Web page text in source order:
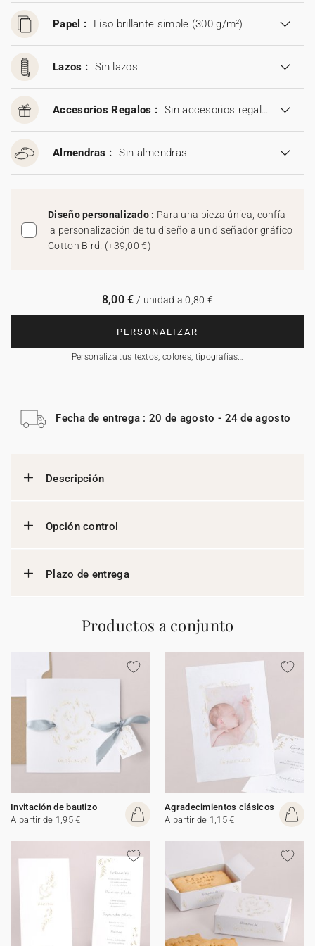
Papel : Liso brillante simple (300 g/m²)
Lazos : Sin lazos
Accesorios Regalos : Sin accesorios regalos
Almendras : Sin almendras
Diseño personalizado : Para una pieza única, confía
la personalización de tu diseño a un diseñador gráfico
Cotton Bird. (+39,00 €)
PERSONALIZAR
Personaliza tus textos, colores, tipografías…
8,00 € / unidad a 0,80 €
Fecha de entrega : 20 de agosto - 24 de agosto
Descripción
Opción control
Plazo de entrega
Productos a conjunto
Invitación de bautizo
A partir de 1,95 €
Agradecimientos clásicos
A partir de 1,15 €